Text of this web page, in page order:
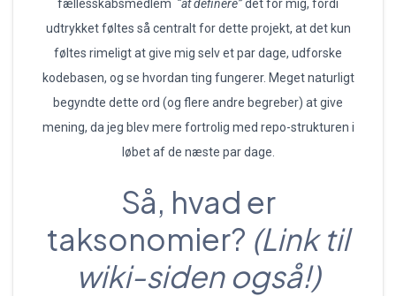
fællesskabsmedlem “at definere”det for mig, fordi
udtrykket føltes så centralt for dette projekt, at det kun
føltes rimeligt at give mig selv et par dage, udforske
kodebasen, og se hvordan ting fungerer. Meget naturligt
begyndte dette ord (og flere andre begreber) at give
mening, da jeg blev mere fortrolig med repo-strukturen i
løbet af de næste par dage.
Så, hvad er
taksonomier? (Link til
wiki-siden også!)